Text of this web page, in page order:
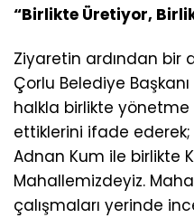
“Birlikte Üretiyor,
Ziyaretin ardından bir
Çorlu Belediye
halkla birlikte
ettiklerini ifade ederek;
Adnan Kum ile birlikte
Mahallemizdeyiz.
çalışmaları yerinde